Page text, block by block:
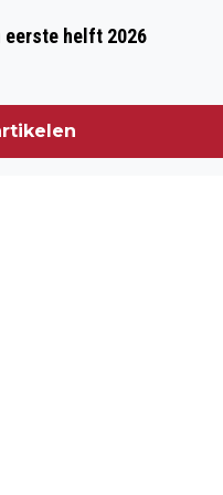
BRANDWEER
eerste helft 2026